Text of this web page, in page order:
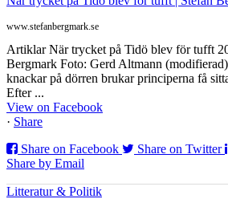
www.stefanbergmark.se
Artiklar När trycket på Tidö blev för tufft
Bergmark Foto: Gerd Altmann
knackar på dörren brukar principerna få
Efter ...
View on Facebook
· Share
Share on Facebook
Share on Twitter
Share by Email
Litteratur & Politik